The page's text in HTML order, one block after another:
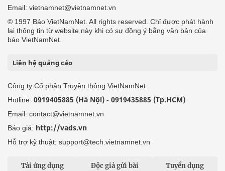
Email: vietnamnet@vietnamnet.vn
© 1997 Báo VietNamNet. All rights reserved. Chỉ được phát hành
lại thông tin từ website này khi có sự đồng ý bằng văn bản của
báo VietNamNet.
Liên hệ quảng cáo
Công ty Cổ phần Truyền thông VietNamNet
Hotline: 0919405885 (Hà Nội) - 0919435885 (Tp.HCM)
Email: contact@vietnamnet.vn
Báo giá: http://vads.vn
Hỗ trợ kỹ thuật: support@tech.vietnamnet.vn
Tải ứng dụng Độc giả gửi bài Tuyển dụng